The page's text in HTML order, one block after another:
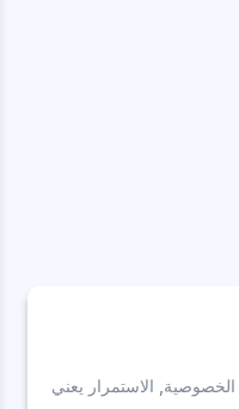
الاستمرار يعني